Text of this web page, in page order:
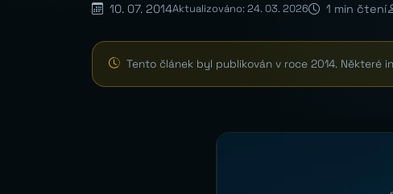
10. 07. 2014Aktualizováno: 24. 03. 2026 1 min čtení
Tento článek byl publikován v roce 2014. Některé